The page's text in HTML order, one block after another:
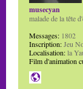
musecyan
malade de la tête
Messages: 1802
Inscription:Jeu
Localisation:la
Film d'animation